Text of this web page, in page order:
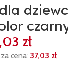
zł
cena: 37,03 zł